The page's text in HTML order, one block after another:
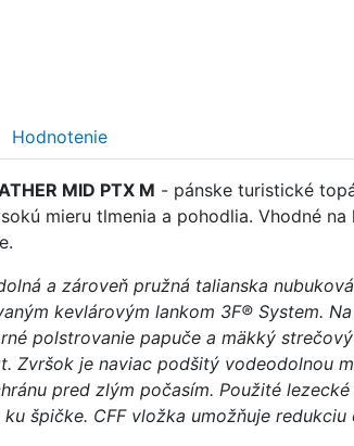
Hodnotenie
MID PTX M - pánske turistické
mieru tlmenia a pohodlia. Vhodné
a zároveň pružná talianska
kevlárovým lankom 3F® System.
polstrovanie papuče a mäkký
Zvršok je naviac podšitý vodeodolnou
pred zlým počasím. Použité
špičke. CFF vložka umožňuje